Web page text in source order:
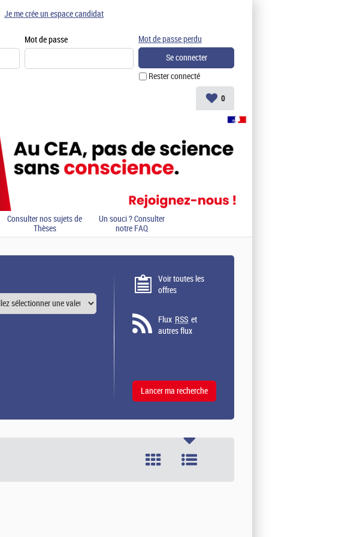
Mot de passe
Rester connecté
Mot de passe perdu
Je me crée un espace candidat
0
Consulter nos sujets de
Thèses
Un souci ? Consulter
notre FAQ
Voir toutes les
offres
Flux RSS et
autres flux